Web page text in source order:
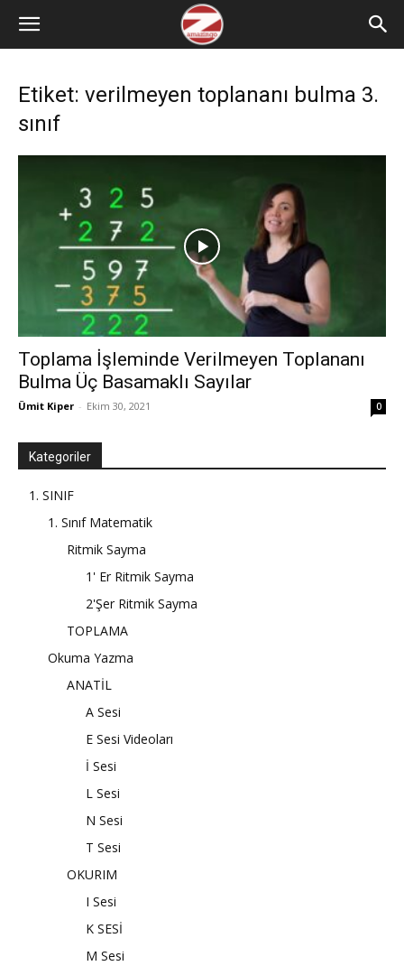
Etiket: verilmeyen toplananı bulma 3.
sınıf
Toplama İşleminde Verilmeyen Toplananı
Bulma Üç Basamaklı Sayılar
Ümit Kiper - Ekim 30, 2021 0
Kategoriler
1. SINIF
1. Sınıf Matematik
Ritmik Sayma
1' Er Ritmik Sayma
2'Şer Ritmik Sayma
TOPLAMA
Okuma Yazma
ANATİL
A Sesi
E Sesi Videoları
İ Sesi
L Sesi
N Sesi
T Sesi
OKURIM
I Sesi
K SESİ
M Sesi